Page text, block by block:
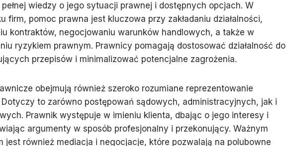
wiedzy o jego sytuacji prawnej i dostępnych opcjach. W
firm, pomoc prawna jest kluczowa przy zakładaniu działalności,
kontraktów, negocjowaniu warunków handlowych, a także w
ryzykiem prawnym. Prawnicy pomagają dostosować działalność do
przepisów i minimalizować potencjalne zagrożenia.
obejmują również szeroko rozumiane reprezentowanie
Dotyczy to zarówno postępowań sądowych, administracyjnych, jak i
Prawnik występuje w imieniu klienta, dbając o jego interesy i
argumenty w sposób profesjonalny i przekonujący. Ważnym
jest również mediacja i negocjacje, które pozwalają na polubowne